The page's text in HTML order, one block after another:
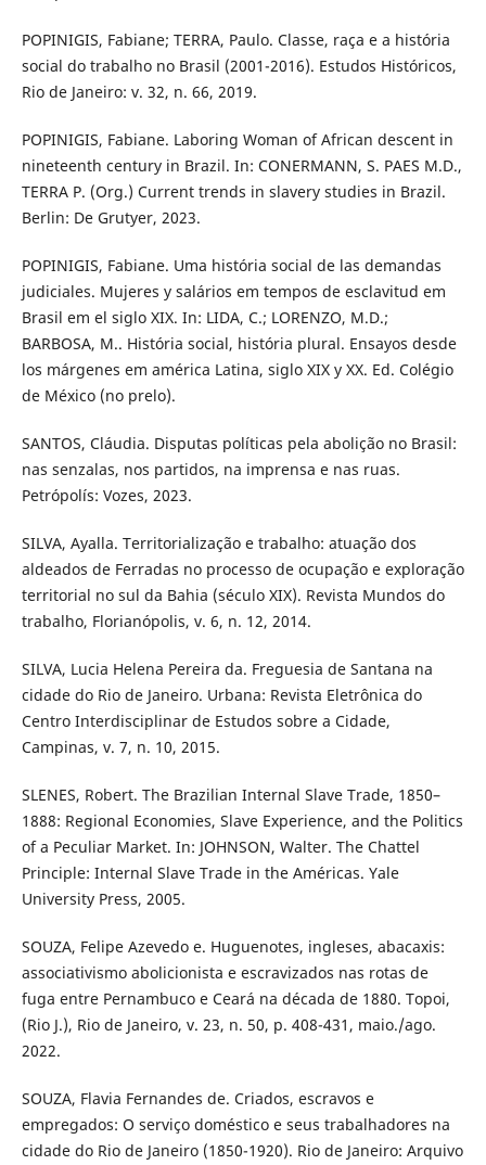
POPINIGIS, Fabiane; TERRA, Paulo. Classe, raça e a história
social do trabalho no Brasil (2001-2016). Estudos Históricos,
Rio de Janeiro: v. 32, n. 66, 2019.
POPINIGIS, Fabiane. Laboring Woman of African descent in
nineteenth century in Brazil. In: CONERMANN, S. PAES M.D.,
TERRA P. (Org.) Current trends in slavery studies in Brazil.
Berlin: De Grutyer, 2023.
POPINIGIS, Fabiane. Uma história social de las demandas
judiciales. Mujeres y salários em tempos de esclavitud em
Brasil em el siglo XIX. In: LIDA, C.; LORENZO, M.D.;
BARBOSA, M.. História social, história plural. Ensayos desde
los márgenes em américa Latina, siglo XIX y XX. Ed. Colégio
de México (no prelo).
SANTOS, Cláudia. Disputas políticas pela abolição no Brasil:
nas senzalas, nos partidos, na imprensa e nas ruas.
Petrópolís: Vozes, 2023.
SILVA, Ayalla. Territorialização e trabalho: atuação dos
aldeados de Ferradas no processo de ocupação e exploração
territorial no sul da Bahia (século XIX). Revista Mundos do
trabalho, Florianópolis, v. 6, n. 12, 2014.
SILVA, Lucia Helena Pereira da. Freguesia de Santana na
cidade do Rio de Janeiro. Urbana: Revista Eletrônica do
Centro Interdisciplinar de Estudos sobre a Cidade,
Campinas, v. 7, n. 10, 2015.
SLENES, Robert. The Brazilian Internal Slave Trade, 1850–
1888: Regional Economies, Slave Experience, and the Politics
of a Peculiar Market. In: JOHNSON, Walter. The Chattel
Principle: Internal Slave Trade in the Américas. Yale
University Press, 2005.
SOUZA, Felipe Azevedo e. Huguenotes, ingleses, abacaxis:
associativismo abolicionista e escravizados nas rotas de
fuga entre Pernambuco e Ceará na década de 1880. Topoi,
(Rio J.), Rio de Janeiro, v. 23, n. 50, p. 408-431, maio./ago.
2022.
SOUZA, Flavia Fernandes de. Criados, escravos e
empregados: O serviço doméstico e seus trabalhadores na
cidade do Rio de Janeiro (1850-1920). Rio de Janeiro: Arquivo